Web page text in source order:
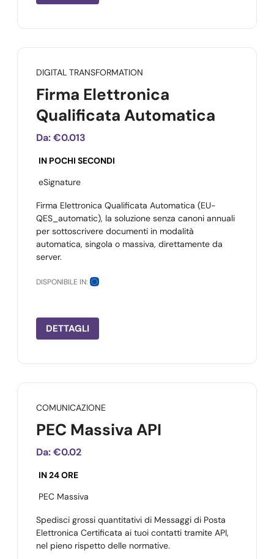
DIGITAL TRANSFORMATION
Firma Elettronica
Qualificata Automatica
Da:€0.013
IN POCHI SECONDI
eSignature
Firma Elettronica Qualificata Automatica (EU-
QES_automatic), la soluzione senza canoni annuali
per sottoscrivere documenti in modalità
automatica, singola o massiva, direttamente da
server.
DISPONIBILE IN:
DETTAGLI
COMUNICAZIONE
PEC Massiva API
Da:€0.02
IN 24 ORE
PEC Massiva
Spedisci grossi quantitativi di Messaggi di Posta
Elettronica Certificata ai tuoi contatti tramite API,
nel pieno rispetto delle normative.